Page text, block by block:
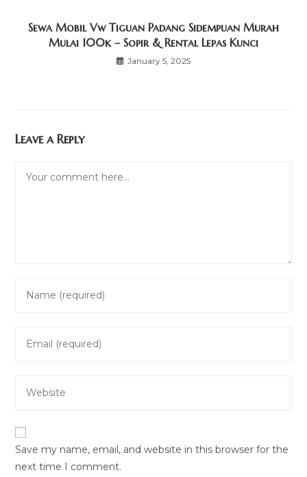
Sewa Mobil Vw Tiguan Padang Sidempuan Murah
Mulai 100k – Sopir & Rental Lepas Kunci
January 5, 2025
Leave a Reply
your
comment
your
address
your
URL
(optional)
Save my name, email, and website in this browser for the
next time I comment.